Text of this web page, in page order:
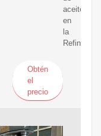
aceite
en
la
Refinería
Obtén
el
precio